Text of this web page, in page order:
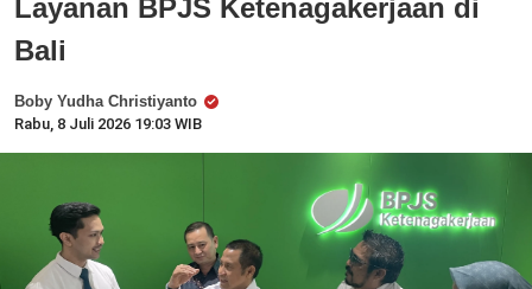
Layanan BPJS Ketenagakerjaan di
Bali
Boby Yudha Christiyanto
Rabu, 8 Juli 2026 19:03 WIB